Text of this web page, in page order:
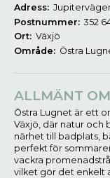
Adress:
Postnummer: 352
Ort: Växjö
Område: Östra
ALLMÄNT
Östra Lugnet är ett
Växjö, där natur och
närhet till badplats,
perfekt för
vackra
vilket gör det enkelt